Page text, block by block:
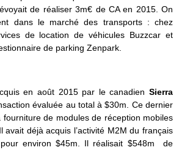
de réaliser 3m€ de CA en 2015. On
dans le marché des transports : chez
de location de véhicules Buzzcar et
de parking Zenpark.
en août 2015 par le canadien Sierra
évaluée au total à $30m. Ce dernier
de modules de réception mobiles
avait déjà acquis l’activité M2M du français
environ $45m. Il réalisait $548m de